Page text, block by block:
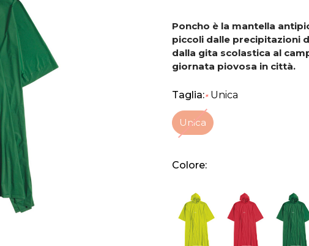
Poncho è la mantella
piccoli dalle precipitazioni
dalla gita scolastica al
giornata piovosa in città.
Taglia:* Unica
Unica
Colore: